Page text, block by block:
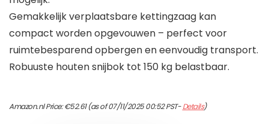
Gemakkelijk verplaatsbare kettingzaag kan
compact worden opgevouwen – perfect voor
ruimtebesparend opbergen en eenvoudig transport.
Robuuste houten snijbok tot 150 kg belastbaar.
Amazon.nl Price:€52.61(as of 07/11/2025 00:52 PST-Details)